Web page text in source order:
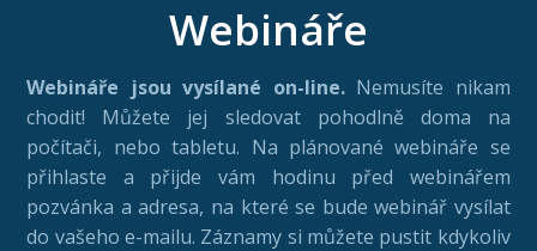
Webináře
Webináře jsou vysílané on-line.Nemusíte nikam
chodit! Můžete jej sledovat pohodlně doma na
počítači, nebo tabletu. Na plánované webináře se
přihlaste a přijde vám hodinu před webinářem
pozvánka a adresa, na které se bude webinář vysílat
do vašeho e-mailu. Záznamy si můžete pustit kdykoliv